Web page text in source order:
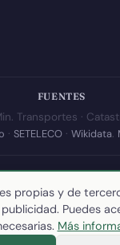
FUENTES
Transportes ·
· SETELECO· Wikidata.
— Directorio municipal
y mantenido
de esta página:10 de
calculamos los datos
propias y de
Puedes
Más